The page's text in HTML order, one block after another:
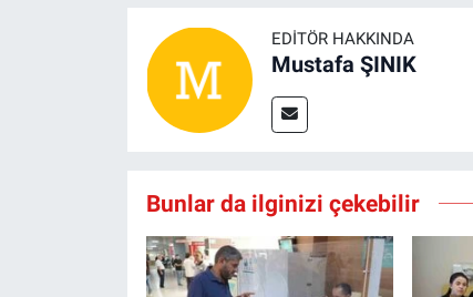
EDITÖR HAKKINDA
Mustafa ŞINIK
Bunlar da ilginizi çekebilir